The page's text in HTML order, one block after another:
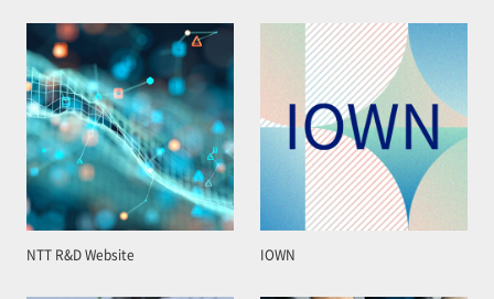
NTT R&D Website IOWN